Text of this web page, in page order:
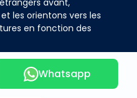
Whatsapp
avant,
les orientons vers les
en fonction des